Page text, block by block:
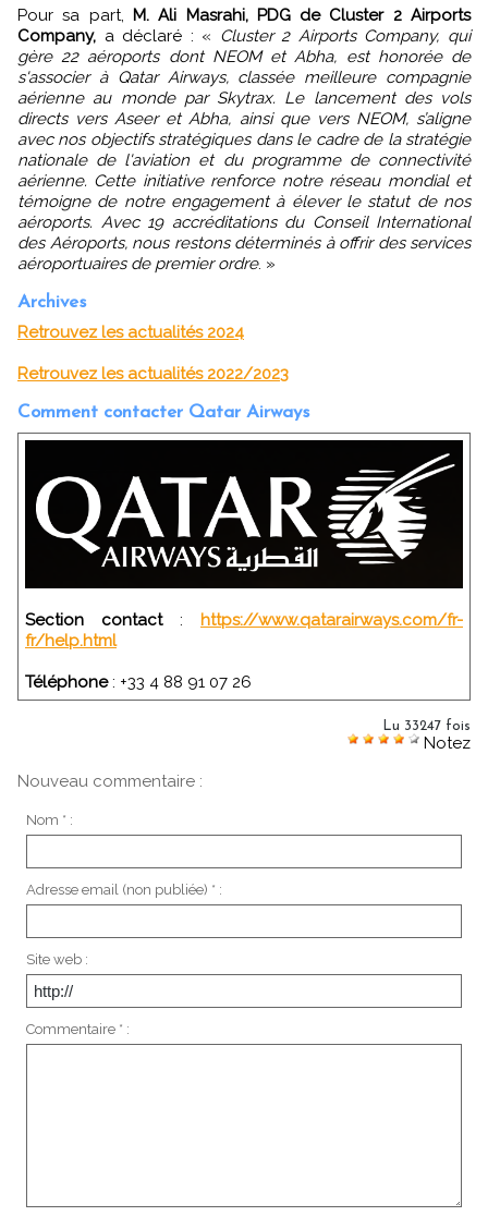
Pour sa part, M. Ali Masrahi, PDG de Cluster 2 Airports
Company, a déclaré : « Cluster 2 Airports Company, qui
gère 22 aéroports dont NEOM et Abha, est honorée de
s'associer à Qatar Airways, classée meilleure compagnie
aérienne au monde par Skytrax. Le lancement des vols
directs vers Aseer et Abha, ainsi que vers NEOM, s’aligne
avec nos objectifs stratégiques dans le cadre de la stratégie
nationale de l'aviation et du programme de connectivité
aérienne. Cette initiative renforce notre réseau mondial et
témoigne de notre engagement à élever le statut de nos
aéroports. Avec 19 accréditations du Conseil International
des Aéroports, nous restons déterminés à offrir des services
aéroportuaires de premier ordre. »
Archives
Retrouvez les actualités 2024
Retrouvez les actualités 2022/2023
Comment contacter Qatar Airways
Section contact: https://www.qatarairways.com/fr-
fr/help.html
Téléphone: +33 4 88 91 07 26
Lu 33247 fois
Notez
Nouveau commentaire :
Nom * :
Adresse email (non publiée) * :
Site web :
Commentaire * :